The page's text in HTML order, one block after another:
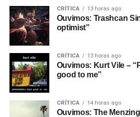
CRÍTICA 13 horas ago
Ouvimos: Trashcan
optimist”
CRÍTICA 13 horas ago
Ouvimos: Kurt Vile –
good to me”
CRÍTICA 14 horas ago
Ouvimos: The